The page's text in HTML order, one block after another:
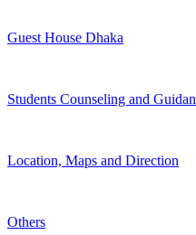
Guest House Dhaka
Students Counseling and
Location, Maps and Direction
Others